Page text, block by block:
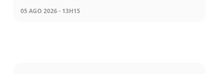
05 AGO 2026 - 13H15